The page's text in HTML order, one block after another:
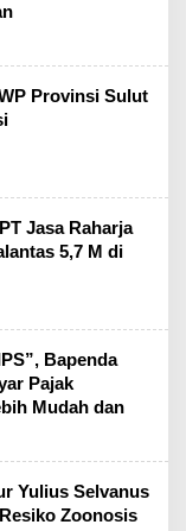
Provinsi Sulut
Jasa Raharja
5,7 M di
Bapenda
Pajak
Mudah dan
Yulius Selvanus
Zoonosis